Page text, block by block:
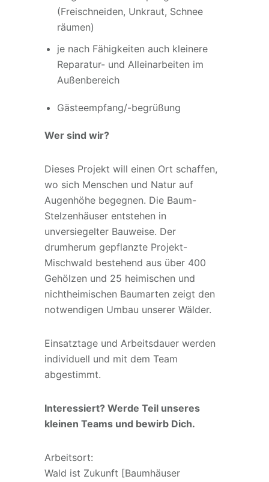
(Freischneiden, Unkraut, Schnee
räumen)
je nach Fähigkeiten auch kleinere
Reparatur- und Alleinarbeiten im
Außenbereich
Gästeempfang/-begrüßung
Wer sind wir?
Dieses Projekt will einen Ort schaffen,
wo sich Menschen und Natur auf
Augenhöhe begegnen. Die Baum-
Stelzenhäuser entstehen in
unversiegelter Bauweise. Der
drumherum gepflanzte Projekt-
Mischwald bestehend aus über 400
Gehölzen und 25 heimischen und
nichtheimischen Baumarten zeigt den
notwendigen Umbau unserer Wälder.
Einsatztage und Arbeitsdauer werden
individuell und mit dem Team
abgestimmt.
Interessiert? Werde Teil unseres
kleinen Teams und bewirb Dich.
Arbeitsort:
Wald ist Zukunft [Baumhäuser